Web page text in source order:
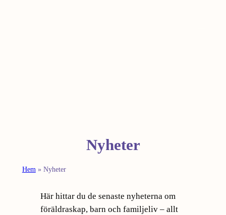
Nyheter
Hem » Nyheter
Här hittar du de senaste nyheterna om
föräldraskap, barn och familjeliv – allt